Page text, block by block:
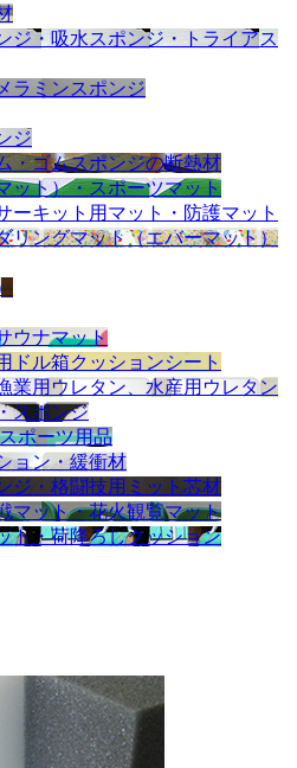
ジ・吸水スポンジ・トライアス
ラミンスポンジ
ジ
・ゴムスポンジの断熱材
ット）・スポーツマット
ーキット用マット・防護マット
リングマット（エバーマット）
ウナマット
ドル箱クッションシート
業用ウレタン、水産用ウレタン
スポンジ
ポーツ用品
ョン・緩衝材
ジ・格闘技用ミット芯材
マット・花火観覧マット
ト・荷降ろしクッション